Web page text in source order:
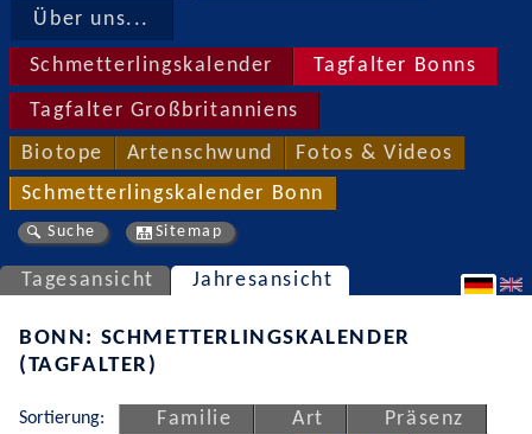
Über uns...
Schmetterlingskalender Tagfalter Bonns
Tagfalter Großbritanniens
Biotope Artenschwund Fotos & Videos
Schmetterlingskalender Bonn
Suche Sitemap
Tagesansicht Jahresansicht
BONN: SCHMETTERLINGSKALENDER
(TAGFALTER)
Sortierung: Familie Art
Präsenz